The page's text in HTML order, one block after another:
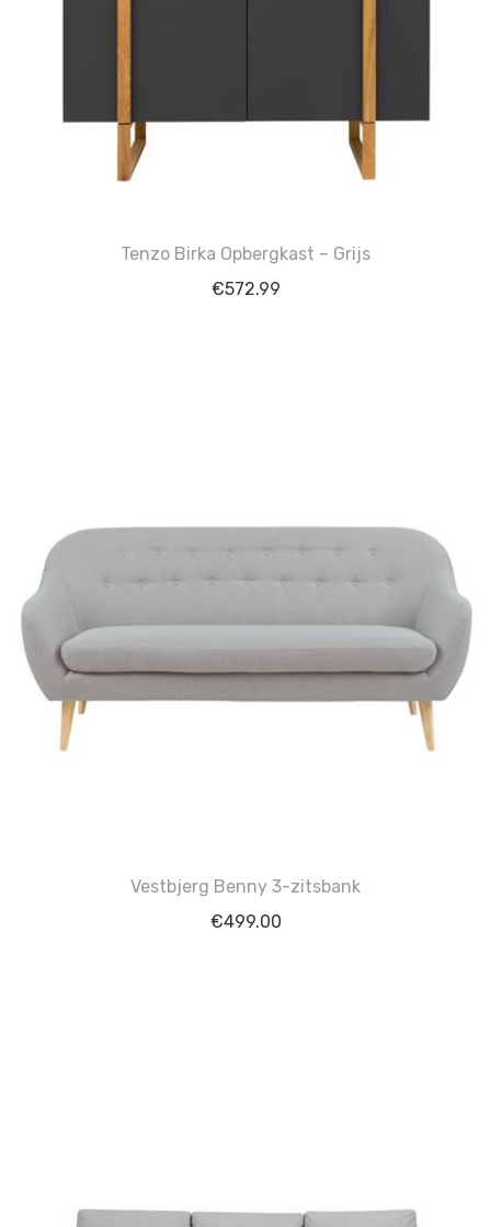
Tenzo Birka Opbergkast – Grijs
€572.99
Vestbjerg Benny 3-zitsbank
€499.00